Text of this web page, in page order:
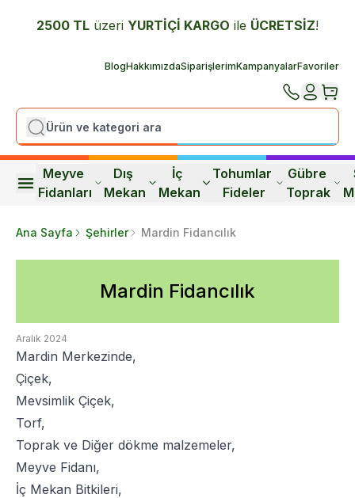
2500 TL üzeri YURTİÇİ KARGO ile ÜCRETSİZ!
BlogHakkımızdaSiparişlerimKampanyalarFavoriler
Meyve
Fidanları
Dış
Mekan
İç
Mekan
Tohumlar
Fideler
Gübre
Toprak
Ana Sayfa Şehirler Mardin Fidancılık
Mardin Fidancılık
Aralık 2024
Mardin Merkezinde,
Çiçek,
Mevsimlik Çiçek,
Torf,
Toprak ve Diğer dökme malzemeler,
Meyve Fidanı,
İç Mekan Bitkileri,